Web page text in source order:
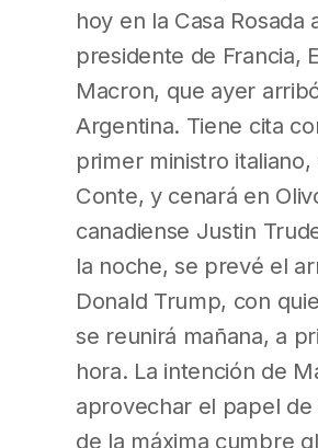
hoy en la Casa Rosada
presidente de Francia,
Macron, que ayer
Argentina. Tiene cita
primer ministro italiano,
Conte, y cenará en
canadiense Justin
la noche, se prevé el
Donald Trump, con
se reunirá mañana, a
hora. La intención de
aprovechar el papel de
de la máxima cumbre